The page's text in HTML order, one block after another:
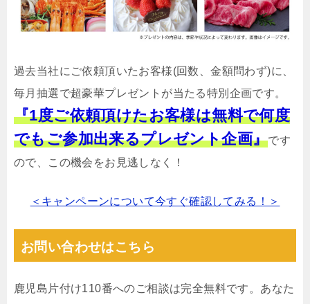
過去当社にご依頼頂いたお客様(回数、金額問わず)に、
毎月抽選で超豪華プレゼントが当たる特別企画です。
『1度ご依頼頂けたお客様は無料で何度
でもご参加出来るプレゼント企画』です
ので、この機会をお見逃しなく！
＜キャンペーンについて今すぐ確認してみる！＞
お問い合わせはこちら
鹿児島片付け110番へのご相談は完全無料です。あなた